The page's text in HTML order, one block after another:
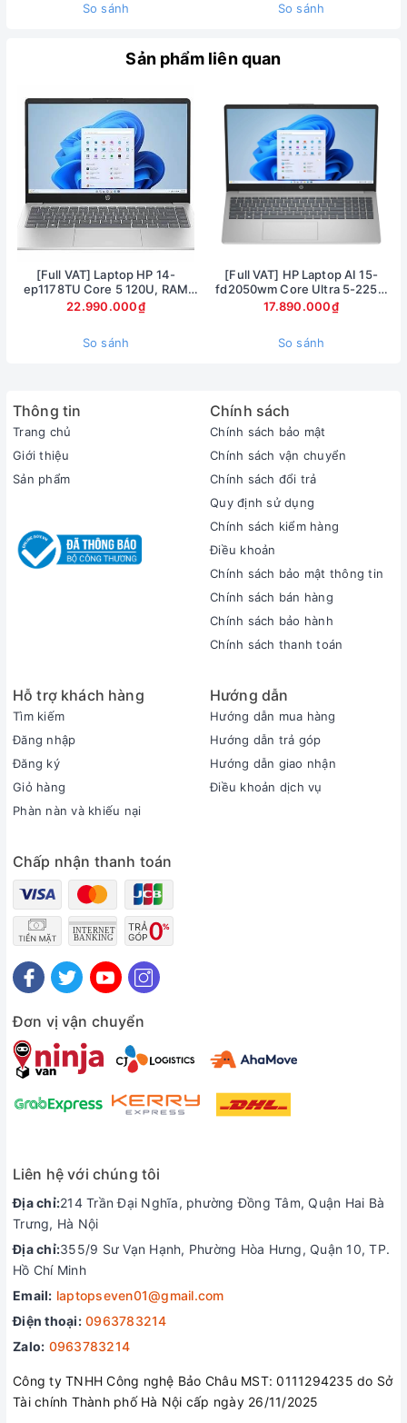
Liên hệ ngay đội ngũ hỗ trợ để nhận bộ quà tặng
So sánh So sánh
Sản phẩm liên quan
[Full VAT] Laptop HP 14-
ep1178TU Core 5 120U, RAM
16GB, SSD 1TB, 14 inch FHD,
Windows 11
22.990.000₫
So sánh
[Full VAT] HP Laptop AI 15-
fd2050wm Core Ultra 5-225U
Ram 8GB SSD 512GB Màn hình
15.6inch FullHD Touch
17.890.000₫
So sánh
Thông tin
Trang chủ
Giới thiệu
Sản phẩm
Chính sách
Chính sách bảo mật
Chính sách vận chuyển
Chính sách đổi trả
Quy định sử dụng
Chính sách kiểm hàng
Điều khoản
Chính sách bảo mật thông tin
Chính sách bán hàng
Chính sách bảo hành
Chính sách thanh toán
Hỗ trợ khách hàng
Tìm kiếm
Đăng nhập
Đăng ký
Giỏ hàng
Phàn nàn và khiếu nại
Hướng dẫn
Hướng dẫn mua hàng
Hướng dẫn trả góp
Hướng dẫn giao nhận
Điều khoản dịch vụ
Chấp nhận thanh toán
Đơn vị vận chuyển
Liên hệ với chúng tôi
Địa chỉ:214 Trần Đại Nghĩa, phường Đồng Tâm, Quận Hai Bà
Trưng, Hà Nội
Địa chỉ:355/9 Sư Vạn Hạnh, Phường Hòa Hưng, Quận 10, TP.
Hồ Chí Minh
Email: laptopseven01@gmail.com
Điện thoại: 0963783214
Zalo: 0963783214
Công ty TNHH Công nghệ Bảo Châu MST: 0111294235 do Sở
Tài chính Thành phố Hà Nội cấp ngày 26/11/2025